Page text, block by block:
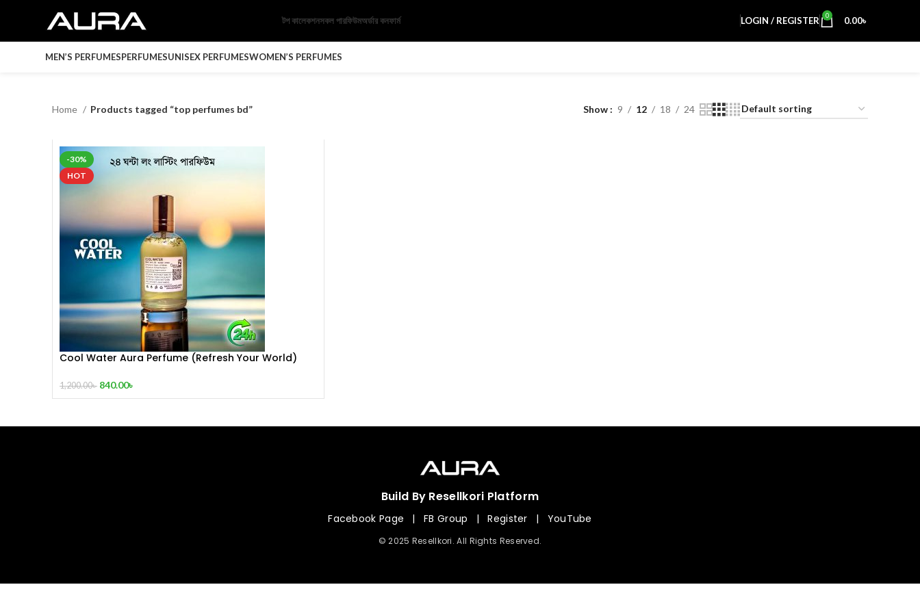
টপ কালেকশনসকল পারফিউমঅর্ডার কনফার্ম LOGIN / REGISTER 0 0.00৳
MEN’S PERFUMESPERFUMESUNISEX PERFUMESWOMEN’S PERFUMES
Home Products tagged “top perfumes bd” Show 9 12 18 24
-30%
HOT
Cool Water Aura Perfume (Refresh Your World)
1,200.00৳ 840.00৳
Build By Resellkori Platform
Facebook Page | FB Group | Register | YouTube
© 2025 Resellkori. All Rights Reserved.